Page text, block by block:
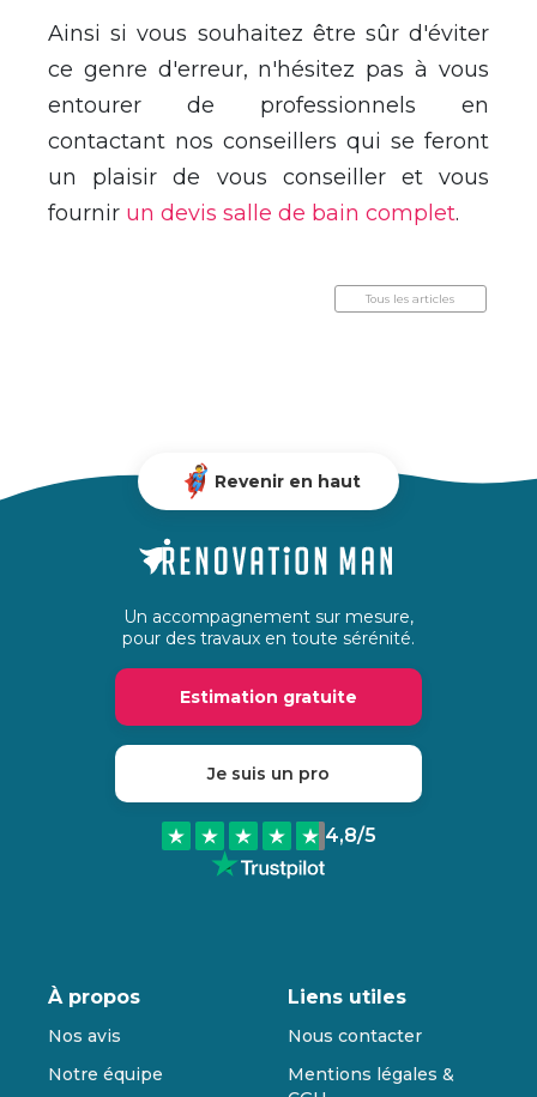
Ainsi si vous souhaitez être sûr d'éviter
ce genre d'erreur, n'hésitez pas à vous
entourer de professionnels en
contactant nos conseillers qui se feront
un plaisir de vous conseiller et vous
fournir un devis salle de bain complet.
Tous les articles
Revenir en haut
Un accompagnement sur mesure,
pour des travaux en toute sérénité.
Estimation gratuite
Je suis un pro
4,8/5
À propos
Nos avis
Notre équipe
Liens utiles
Nous contacter
Mentions légales &